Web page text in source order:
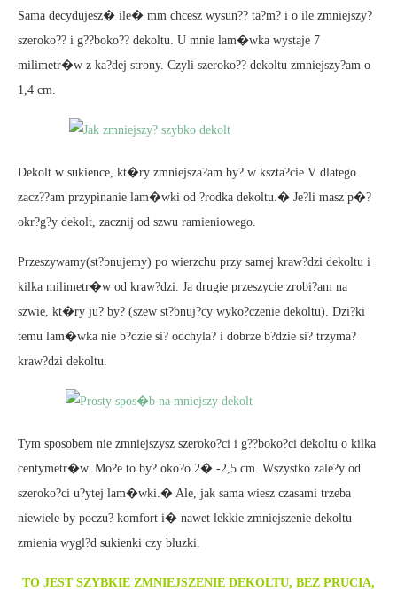
Sama decydujesz� ile� mm chcesz wysun?? ta?m? i o ile zmniejszy?
szeroko?? i g??boko?? dekoltu. U mnie lam�wka wystaje 7
milimetr�w z ka?dej strony. Czyli szeroko?? dekoltu zmniejszy?am o
1,4 cm.
Dekolt w sukience, kt�ry zmniejsza?am by? w kszta?cie V dlatego
zacz??am przypinanie lam�wki od ?rodka dekoltu.� Je?li masz p�?
okr?g?y dekolt, zacznij od szwu ramieniowego.
Przeszywamy(st?bnujemy) po wierzchu przy samej kraw?dzi dekoltu i
kilka milimetr�w od kraw?dzi. Ja drugie przeszycie zrobi?am na
szwie, kt�ry ju? by? (szew st?bnuj?cy wyko?czenie dekoltu). Dzi?ki
temu lam�wka nie b?dzie si? odchyla? i dobrze b?dzie si? trzyma?
kraw?dzi dekoltu.
Tym sposobem nie zmniejszysz szeroko?ci i g??boko?ci dekoltu o kilka
centymetr�w. Mo?e to by? oko?o 2� -2,5 cm. Wszystko zale?y od
szeroko?ci u?ytej lam�wki.� Ale, jak sama wiesz czasami trzeba
niewiele by poczu? komfort i� nawet lekkie zmniejszenie dekoltu
zmienia wygl?d sukienki czy bluzki.
TO JEST SZYBKIE ZMNIEJSZENIE DEKOLTU, BEZ PRUCIA,